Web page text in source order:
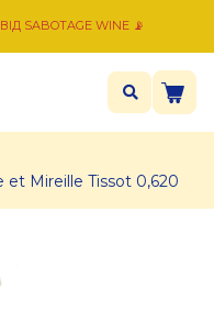
SABOTAGE WINE 📡
et Mireille Tissot 0,620